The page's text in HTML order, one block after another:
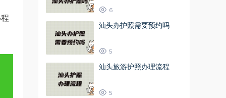
6
汕头办护照需要预约吗
5
汕头旅游护照办理流程
5